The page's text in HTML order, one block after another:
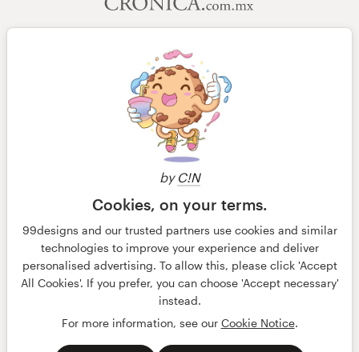
by C!N
Cookies, on your terms.
99designs and our trusted partners use cookies and similar
technologies to improve your experience and deliver
personalised advertising. To allow this, please click 'Accept
All Cookies'. If you prefer, you can choose 'Accept necessary'
instead.
For more information, see our Cookie Notice.
© 99designs
por Vista
Termos e condições
Privacidade
Dados sobre a empresa
português English